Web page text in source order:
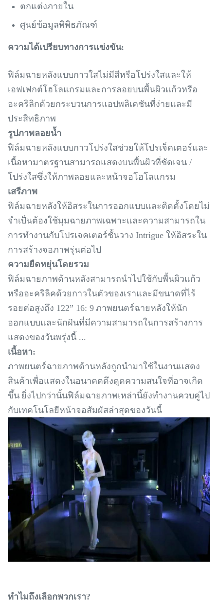
ตกแต่งภายใน
ศูนย์ข้อมูลพิพิธภัณฑ์
ความได้เปรียบทางการแข่งขัน:
ฟิล์มฉายหลังแบบกาวใสไม่มีสีหรือโปร่งใสและให้
เอฟเฟกต์โฮโลแกรมและการลอยบนพื้นผิวแก้วหรือ
อะคริลิกด้วยกระบวนการแอปพลิเคชันที่ง่ายและมี
ประสิทธิภาพ
รูปภาพลอยน้ำ
ฟิล์มฉายหลังแบบกาวโปร่งใสช่วยให้โปรเจ็คเตอร์และ
เนื้อหามาตรฐานสามารถแสดงบนพื้นผิวที่ชัดเจน /
โปร่งใสซึ่งให้ภาพลอยและหน้าจอโฮโลแกรม
เสรีภาพ
ฟิล์มฉายหลังให้อิสระในการออกแบบและติดตั้งโดยไม่
จำเป็นต้องใช้มุมฉายภาพเฉพาะและความสามารถใน
การทำงานกับโปรเจคเตอร์ชั้นวาง Intrigue ให้อิสระใน
การสร้างจอภาพรุ่นต่อไป
ความยืดหยุ่นโดยรวม
ฟิล์มฉายภาพด้านหลังสามารถนำไปใช้กับพื้นผิวแก้ว
หรืออะคริลิคด้วยกาวในตัวของเราและมีขนาดที่ไร้
รอยต่อสูงถึง 122” 16: 9 ภาพยนตร์ฉายหลังให้นัก
ออกแบบและนักฝันที่มีความสามารถในการสร้างการ
แสดงของวันพรุ่งนี้ ...
เนื้อหา:
ภาพยนตร์ฉายภาพด้านหลังถูกนำมาใช้ในงานแสดง
สินค้าเพื่อแสดงในอนาคตดึงดูดความสนใจที่อาจเกิด
ขึ้น ยิ่งไปกว่านั้นฟิล์มฉายภาพเหล่านี้ยังทำงานควบคู่ไป
กับเทคโนโลยีหน้าจอสัมผัสล่าสุดของวันนี้
ทำไมถึงเลือกพวกเรา?